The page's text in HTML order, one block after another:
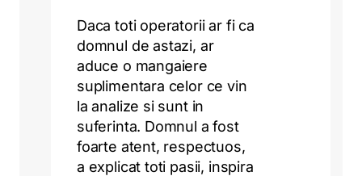
Daca toti operatorii ar fi ca
domnul de astazi, ar
aduce o mangaiere
suplimentara celor ce vin
la analize si sunt in
suferinta. Domnul a fost
foarte atent, respectuos,
a explicat toti pasii, inspira